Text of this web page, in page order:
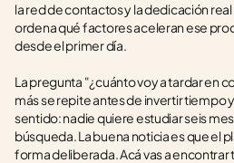
la red de contactos y la dedicación
ordena qué factores aceleran ese
desde el primer día.
La pregunta "¿cuánto voy a tardar en
más se repite antes de invertir tiempo
sentido: nadie quiere estudiar seis
búsqueda. La buena noticia es que el
forma deliberada. Acá vas a